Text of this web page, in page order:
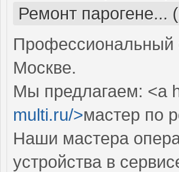
Ремонт парогене...
Профессиональный
Москве.
Мы предлагаем: <a
multi.ru/>мастер по
Наши мастера
устройства в